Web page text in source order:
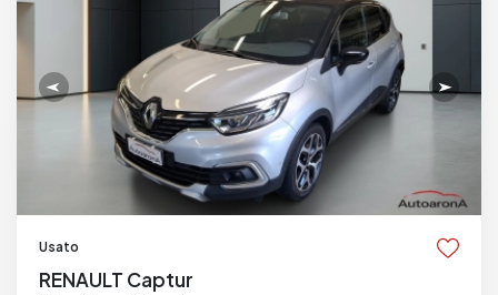
Usato
RENAULT Captur